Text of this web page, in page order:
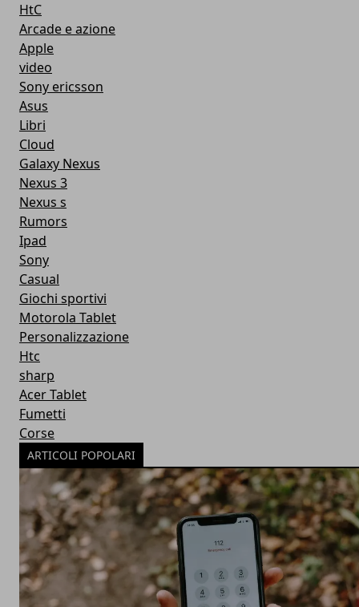
HtC
Arcade e azione
Apple
video
Sony ericsson
Asus
Libri
Cloud
Galaxy Nexus
Nexus 3
Nexus s
Rumors
Ipad
Sony
Casual
Giochi sportivi
Motorola Tablet
Personalizzazione
Htc
sharp
Acer Tablet
Fumetti
Corse
ARTICOLI POPOLARI